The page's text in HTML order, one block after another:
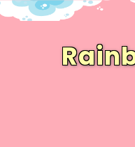
Skip